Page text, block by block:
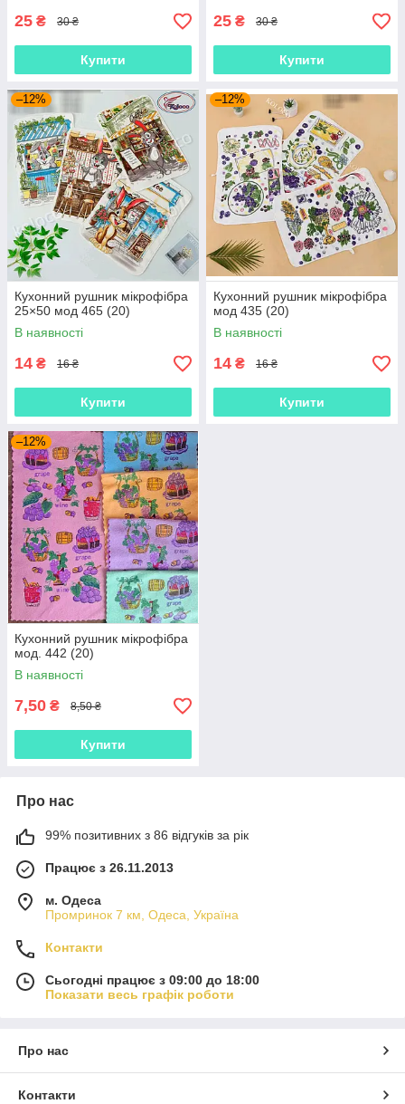
25 ₴ 30 ₴
Купити
25 ₴ 30 ₴
Купити
–12%
Кухонний рушник мікрофібра
25×50 мод 465 (20)
В наявності
14 ₴ 16 ₴
Купити
–12%
Кухонний рушник мікрофібра
мод 435 (20)
В наявності
14 ₴ 16 ₴
Купити
–12%
Кухонний рушник мікрофібра
мод. 442 (20)
В наявності
7,50 ₴ 8,50 ₴
Купити
Про нас
99% позитивних з 86 відгуків за рік
Працює з 26.11.2013
м. Одеса
Промринок 7 км, Одеса, Україна
Контакти
Сьогодні працює з 09:00 до 18:00
Показати весь графік роботи
Про нас
Контакти